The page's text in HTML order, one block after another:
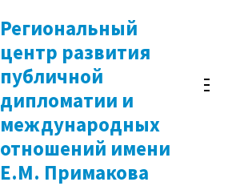
Региональный
центр развития
публичной
дипломатии и
международных
отношений имени
Е.М. Примакова